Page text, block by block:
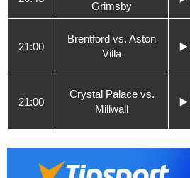
Grimsby
21:00
Brentford vs. Aston
Villa
▶️
21:00
Crystal Palace vs.
Millwall
▶️